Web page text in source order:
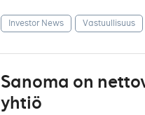
Investor News Vastuullisuus
Sanoma on
yhtiö